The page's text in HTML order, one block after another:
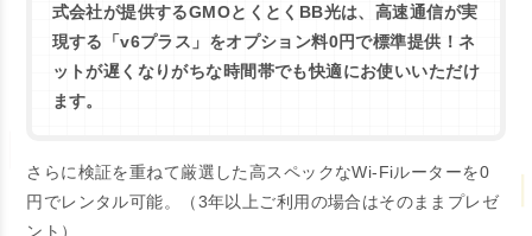
式会社が提供するGMOとくとくBB光は、 高速通信が実
現する「v6プラス」をオプション料0円で標準提供！ネ
ットが遅くなりがちな時間帯でも快適にお使いいただけ
ます。
さらに検証を重ねて厳選した高スペックなWi-Fiルーターを0
円でレンタル可能。（3年以上ご利用の場合はそのままプレゼ
ント）